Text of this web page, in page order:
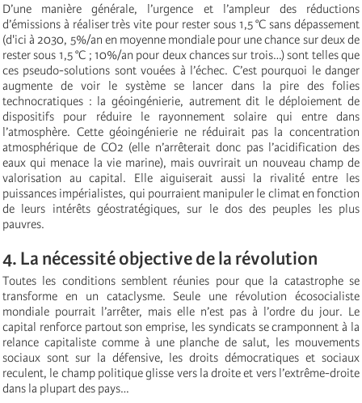
D’une manière générale, l’urgence et l’ampleur des réductions
d’émissions à réaliser très vite pour rester sous 1,5 °C sans dépassement
(d'ici à 2030, 5%/an en moyenne mondiale pour une chance sur deux de
rester sous 1,5 °C ; 10%/an pour deux chances sur trois…) sont telles que
ces pseudo-solutions sont vouées à l’échec. C’est pourquoi le danger
augmente de voir le système se lancer dans la pire des folies
technocratiques : la géoingénierie, autrement dit le déploiement de
dispositifs pour réduire le rayonnement solaire qui entre dans
l’atmosphère. Cette géoingénierie ne réduirait pas la concentration
atmosphérique de CO2 (elle n’arrêterait donc pas l’acidification des
eaux qui menace la vie marine), mais ouvrirait un nouveau champ de
valorisation au capital. Elle aiguiserait aussi la rivalité entre les
puissances impérialistes, qui pourraient manipuler le climat en fonction
de leurs intérêts géostratégiques, sur le dos des peuples les plus
pauvres.
4. La nécessité objective de la révolution
Toutes les conditions semblent réunies pour que la catastrophe se
transforme en un cataclysme. Seule une révolution écosocialiste
mondiale pourrait l’arrêter, mais elle n’est pas à l’ordre du jour. Le
capital renforce partout son emprise, les syndicats se cramponnent à la
relance capitaliste comme à une planche de salut, les mouvements
sociaux sont sur la défensive, les droits démocratiques et sociaux
reculent, le champ politique glisse vers la droite et vers l’extrême-droite
dans la plupart des pays…